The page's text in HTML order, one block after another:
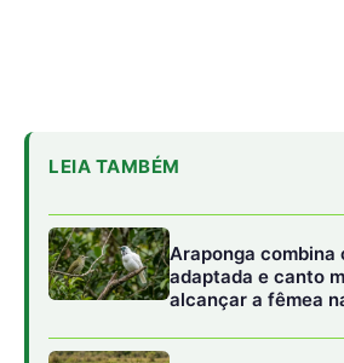
Amazônia
O reconhecimento
cuida da terra